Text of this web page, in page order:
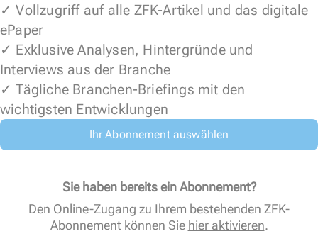
✓ Vollzugriff auf alle ZFK-Artikel und das digitale
ePaper
✓ Exklusive Analysen, Hintergründe und
Interviews aus der Branche
✓ Tägliche Branchen-Briefings mit den
wichtigsten Entwicklungen
Ihr Abonnement auswählen
Sie haben bereits ein Abonnement?
Den Online-Zugang zu Ihrem bestehenden ZFK-
Abonnement können Sie hier aktivieren.